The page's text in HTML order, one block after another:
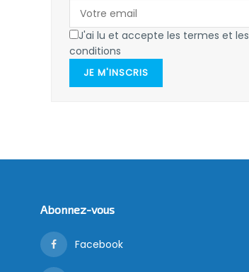
J'ai lu et accepte les termes et les
conditions
JE M'INSCRIS
Abonnez-vous
Facebook